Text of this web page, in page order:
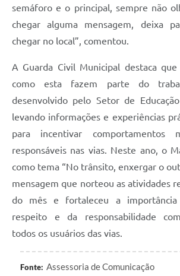
semáforo e o principal, sempre não
chegar alguma mensagem, deixa
chegar no local”, comentou.
A Guarda Civil Municipal destaca que
como esta fazem parte do
desenvolvido pelo Setor de
levando informações e experiências
para incentivar comportamentos
responsáveis nas vias. Neste ano, o
como tema “No trânsito, enxergar o
mensagem que norteou as atividades
do mês e fortaleceu a
respeito e da responsabilidade
todos os usuários das vias.
Fonte: Assessoria de Comunicação